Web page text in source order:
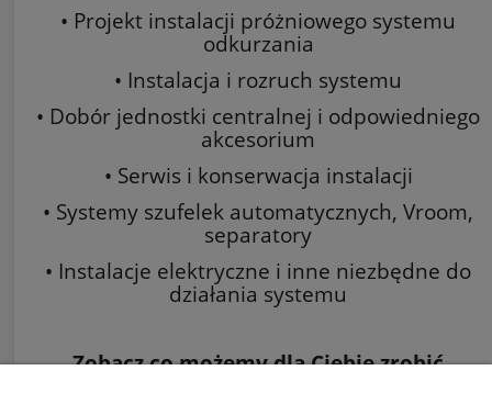
• Projekt instalacji próżniowego systemu
odkurzania
• Instalacja i rozruch systemu
• Dobór jednostki centralnej i odpowiedniego
akcesorium
• Serwis i konserwacja instalacji
• Systemy szufelek automatycznych, Vroom,
separatory
• Instalacje elektryczne i inne niezbędne do
działania systemu
Zobacz co możemy dla Ciebie zrobić